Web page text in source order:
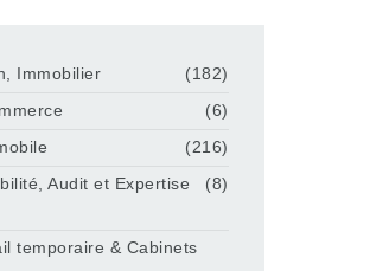
Immobilier
(182)
(6)
(216)
Audit et Expertise
(8)
temporaire & Cabinets